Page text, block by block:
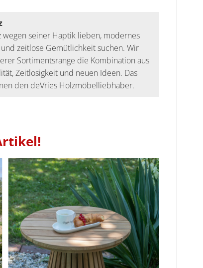
wegen seiner Haptik lieben, modernes
zeitlose Gemütlichkeit suchen. Wir
Sortimentsrange die Kombination aus
Zeitlosigkeit und neuen Ideen. Das
den deVries Holzmöbelliebhaber.